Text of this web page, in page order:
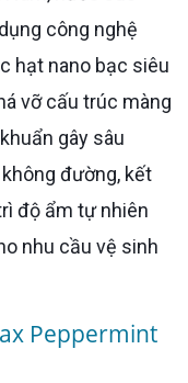
công nghệ
hạt nano bạc siêu
vỡ cấu trúc màng
gây sâu
đường, kết
độ ẩm tự nhiên
nhu cầu vệ sinh
Peppermint